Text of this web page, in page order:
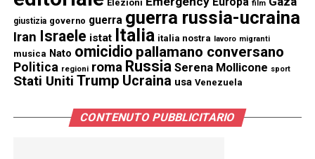
Elezioni film
giustizia governo guerra guerra russia-ucraina
Iran Israele istat Italia italia nostra lavoro migranti
musica Nato omicidio pallamano conversano
Politica regioni roma Russia Serena Mollicone sport
Stati Uniti Trump Ucraina usa Venezuela
CONTENUTO PUBBLICITARIO